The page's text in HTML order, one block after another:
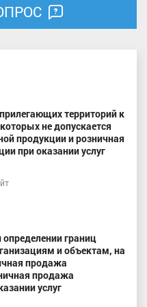
территорий к
не допускается
продукции и розничная
при оказании услуг
границ
и объектам, на
продажа
продажа
услуг